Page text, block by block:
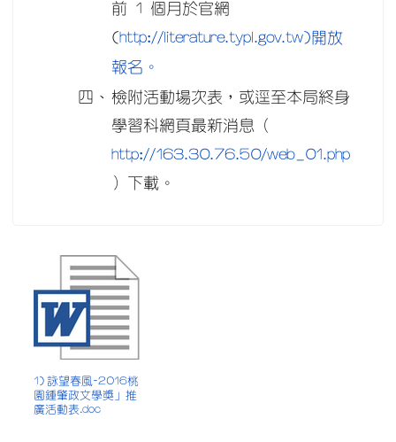
前 1 個月於官網
(http://literature.typl.gov.tw)開放
報名。
四、 檢附活動場次表，或逕至本局終身
學習科網頁最新消息（
http://163.30.76.50/web_01.php
）下載。
1) 詠望春風-2016桃
園鍾肇政文學獎」推
廣活動表.doc